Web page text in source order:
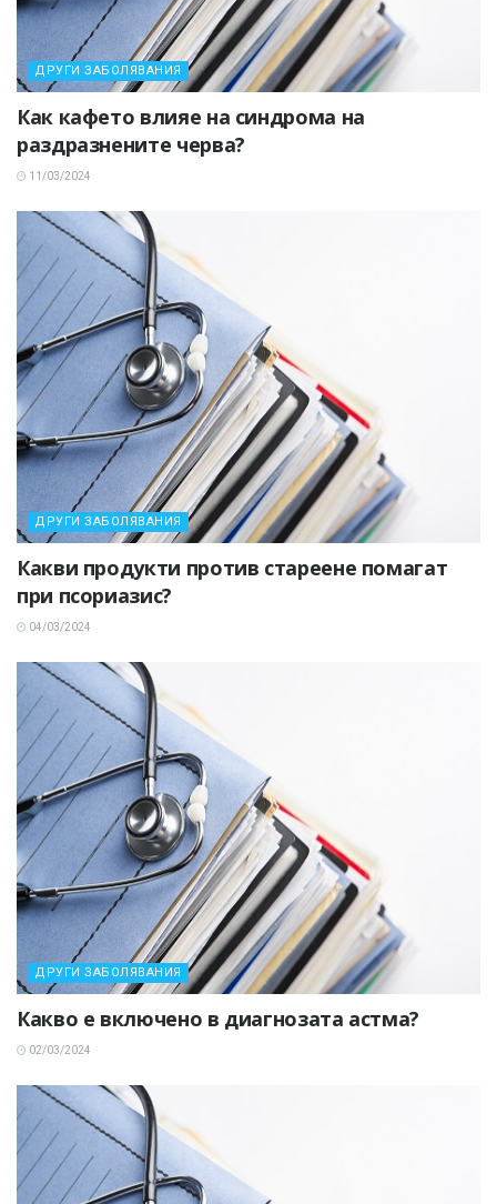
ДРУГИ ЗАБОЛЯВАНИЯ
Как кафето влияе на синдрома на
раздразнените черва?
11/03/2024
ДРУГИ ЗАБОЛЯВАНИЯ
Какви продукти против стареене помагат
при псориазис?
04/03/2024
ДРУГИ ЗАБОЛЯВАНИЯ
Какво е включено в диагнозата астма?
02/03/2024